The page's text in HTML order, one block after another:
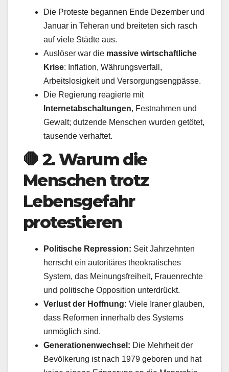
Die Proteste begannen Ende Dezember und
Januar in Teheran und breiteten sich rasch
auf viele Städte aus.
Auslöser war die massive wirtschaftliche
Krise: Inflation, Währungsverfall,
Arbeitslosigkeit und Versorgungsengpässe.
Die Regierung reagierte mit
Internetabschaltungen, Festnahmen und
Gewalt; dutzende Menschen wurden getötet,
tausende verhaftet.
🛑 2. Warum die
Menschen trotz
Lebensgefahr
protestieren
Politische Repression: Seit Jahrzehnten
herrscht ein autoritäres theokratisches
System, das Meinungsfreiheit, Frauenrechte
und politische Opposition unterdrückt.
Verlust der Hoffnung: Viele Iraner glauben,
dass Reformen innerhalb des Systems
unmöglich sind.
Generationenwechsel: Die Mehrheit der
Bevölkerung ist nach 1979 geboren und hat